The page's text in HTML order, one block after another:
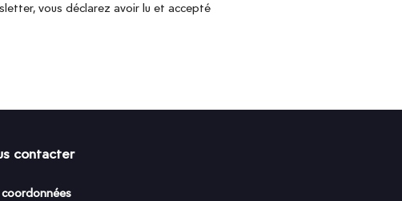
vous déclarez avoir lu et accepté
contacter
coordonnées